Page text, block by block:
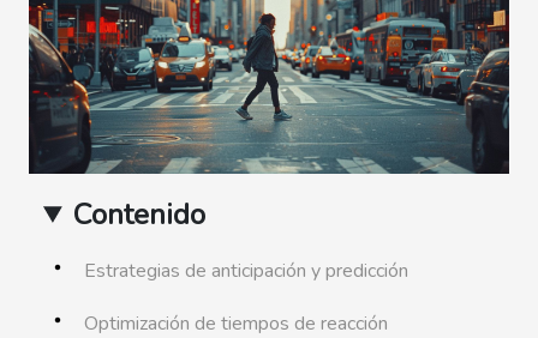
Contenido
Estrategias de anticipación y predicción
Optimización de tiempos de reacción